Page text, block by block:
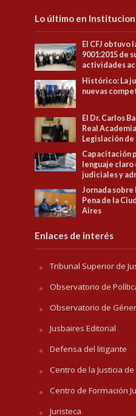
Lo último en
El CFJ obtuvo
9001:2015 de
actividades
Histórico: La
nuevas
El Dr. Carlos
Real
Legislación de
Capacitación
lenguaje
judiciales y
Jornada sobre
Pena de la
Aires
Enlaces de interés
Tribunal Superior de
Observatorio de
Observatorio de
Jusbaires Editorial
Defensa del litigante
Centro de la Justicia
Centro de Formación
Juristeca